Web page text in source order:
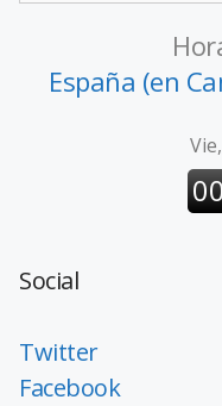
España (en
Social
Twitter
Facebook